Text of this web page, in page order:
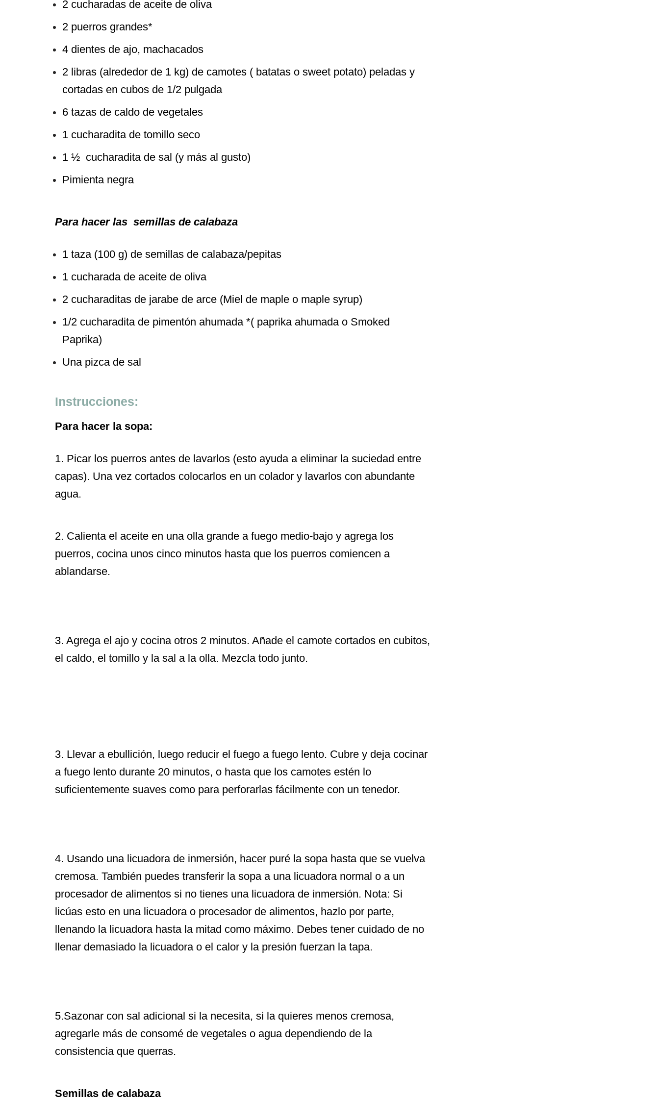
2 cucharadas de aceite de oliva
2 puerros grandes*
4 dientes de ajo, machacados
2 libras (alrededor de 1 kg) de camotes ( batatas o sweet potato) peladas y
cortadas en cubos de 1/2 pulgada
6 tazas de caldo de vegetales
1 cucharadita de tomillo seco
1 ½ cucharadita de sal (y más al gusto)
Pimienta negra
Para hacer las semillas de calabaza
1 taza (100 g) de semillas de calabaza/pepitas
1 cucharada de aceite de oliva
2 cucharaditas de jarabe de arce (Miel de maple o maple syrup)
1/2 cucharadita de pimentón ahumada *( paprika ahumada o Smoked
Paprika)
Una pizca de sal
Instrucciones:
Para hacer la sopa:
1. Picar los puerros antes de lavarlos (esto ayuda a eliminar la suciedad entre
capas). Una vez cortados colocarlos en un colador y lavarlos con abundante
agua.
2. Calienta el aceite en una olla grande a fuego medio-bajo y agrega los
puerros, cocina unos cinco minutos hasta que los puerros comiencen a
ablandarse.
3. Agrega el ajo y cocina otros 2 minutos. Añade el camote cortados en cubitos,
el caldo, el tomillo y la sal a la olla. Mezcla todo junto.
3. Llevar a ebullición, luego reducir el fuego a fuego lento. Cubre y deja cocinar
a fuego lento durante 20 minutos, o hasta que los camotes estén lo
suficientemente suaves como para perforarlas fácilmente con un tenedor.
4. Usando una licuadora de inmersión, hacer puré la sopa hasta que se vuelva
cremosa. También puedes transferir la sopa a una licuadora normal o a un
procesador de alimentos si no tienes una licuadora de inmersión. Nota: Si
licúas esto en una licuadora o procesador de alimentos, hazlo por parte,
llenando la licuadora hasta la mitad como máximo. Debes tener cuidado de no
llenar demasiado la licuadora o el calor y la presión fuerzan la tapa.
5.Sazonar con sal adicional si la necesita, si la quieres menos cremosa,
agregarle más de consomé de vegetales o agua dependiendo de la
consistencia que querras.
Semillas de calabaza